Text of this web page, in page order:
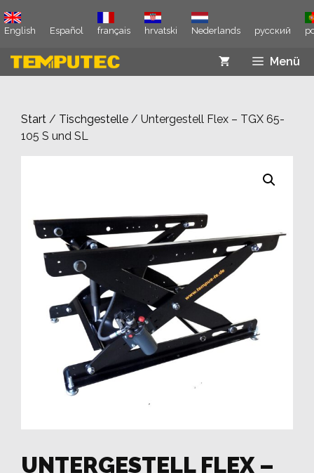
Inhalt
English Español français hrvatski Nederlands русский
Menü
Start / Tischgestelle / Untergestell Flex – TGX 65-
105 S und SL
UNTERGESTELL FLEX –